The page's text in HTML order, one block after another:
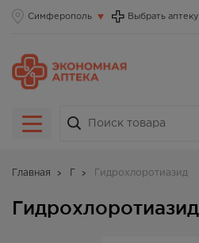
Симферополь Выбрать аптеку
Главная Гидрохлоротиазид
Гидрохлоротиазид